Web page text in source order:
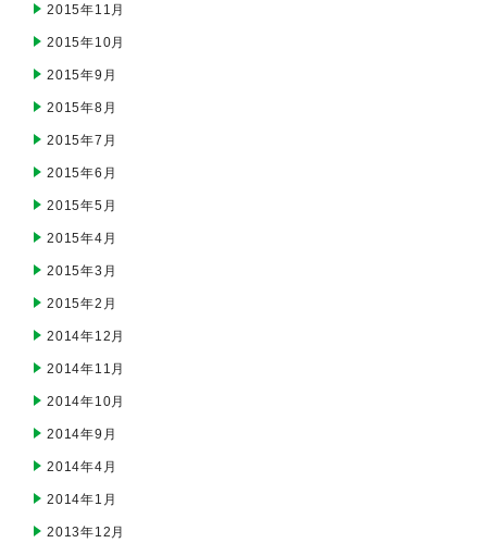
2015年11月
2015年10月
2015年9月
2015年8月
2015年7月
2015年6月
2015年5月
2015年4月
2015年3月
2015年2月
2014年12月
2014年11月
2014年10月
2014年9月
2014年4月
2014年1月
2013年12月